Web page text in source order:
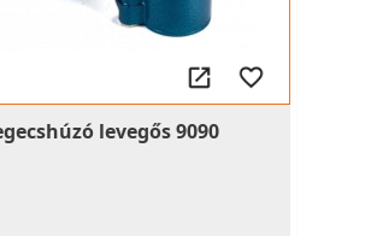
levegős 9090